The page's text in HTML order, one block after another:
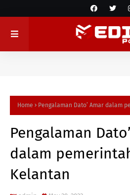
Home Pengalaman Dato’ Amar dalam
Pengalaman
dalam
Kelantan